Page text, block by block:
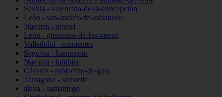
Sevilla - valencina-de-la-concepción
León - san-andrés-del-rabanedo
Navarra - deierri
León - gusendos-de-los-oteros
Valladolid - mucientes
Segovia - fuentesoto
Navarra - lumbier
Cáceres - robledillo-de-gata
Tarragona - solivella
álava - samaniego